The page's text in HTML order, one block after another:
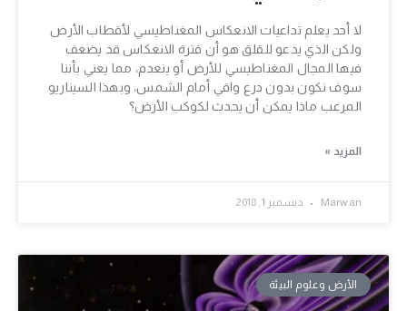
لا أحد يعلم تداعيات الانعكاس المغناطيسي لأقطاب الأرض
ولكن الذي يدعو للقلق هو أن فترة الانعكاس قد يضعف
فيها المجال المغناطيسي للأرض أو ينعدم، مما يعني بأننا
سوف نكون بدون درع واقي أمام الشمس، وبهذا السيناريو
المرعب ماذا يمكن أن يحدث لكوكب الأرض؟
المزيد »
Marwan ديسمبر 1, 2018
الأرض وعلوم البيئة